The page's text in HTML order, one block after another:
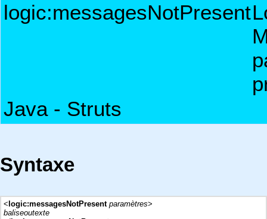
logic:messagesNotPresent
Java - Struts
Syntaxe
< logic:messagesNotPresent paramètres>
baliseoutexte